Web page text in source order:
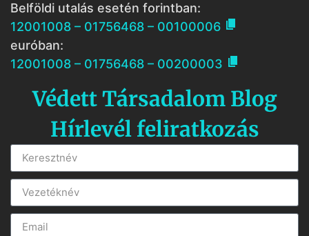
Belföldi utalás esetén forintban:
12001008 – 01756468 – 00100006 
euróban:
12001008 – 01756468 – 00200003 
Védett Társadalom Blog
Hírlevél feliratkozás